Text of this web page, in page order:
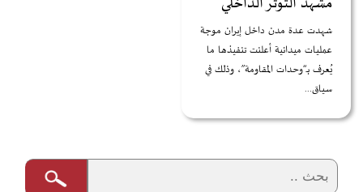
شهدت عدة مدن داخل إيران موجة
عمليات ميدانية أعلنت تنفيذها ما
يُعرف بـ“وحدات المقاومة”، وذلك في
سياق...